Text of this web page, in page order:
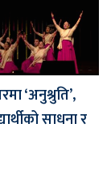
‘अनुश्रुति’,
साधना र